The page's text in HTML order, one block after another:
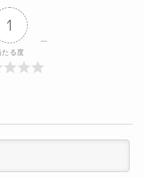
1
たる度